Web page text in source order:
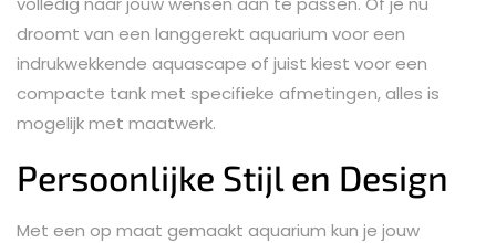
droomt van een langgerekt aquarium voor een
indrukwekkende aquascape of juist kiest voor een
compacte tank met specifieke afmetingen, alles is
mogelijk met maatwerk.
Persoonlijke Stijl en Design
Met een op maat gemaakt aquarium kun je jouw